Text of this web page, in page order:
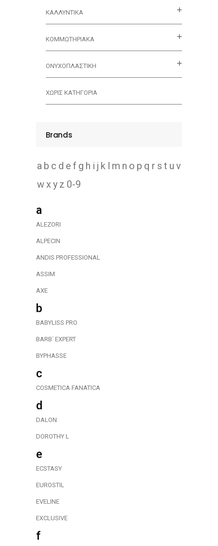
ΚΑΛΛΥΝΤΙΚΆ
ΚΟΜΜΩΤΗΡΙΑΚΑ
ΟΝΥΧΟΠΛΑΣΤΙΚΗ
ΧΩΡΊΣ ΚΑΤΗΓΟΡΊΑ
Brands
a b c d e f g h i j k l m n o p q r s t u v
wxy z 0-9
a
ALEZORI
ALPECIN
ANDIS PROFESSIONAL
ASSIM
AXE
b
BABYLISS PRO
BARB΄ EXPERT
BYPHASSE
c
COSMETICA FANATICA
d
DALON
DOROTHY L
e
ECSTASY
EUROSTIL
EVELINE
EXCLUSIVE
f